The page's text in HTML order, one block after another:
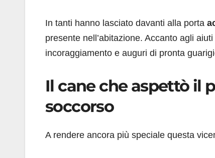
In tanti hanno lasciato davanti alla porta
presente nell’abitazione. Accanto agli
incoraggiamento e auguri di pronta
Il cane che aspettò il
soccorso
A rendere ancora più speciale questa